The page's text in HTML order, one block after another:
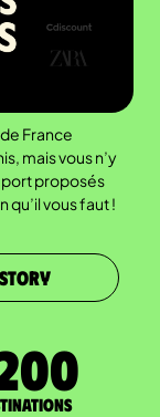
France
mais vous n’y
port proposés
qu’il vous faut !